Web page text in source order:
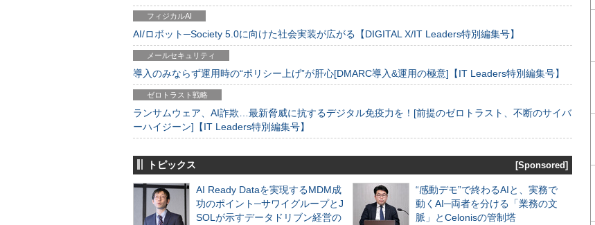
フィジカルAI
AI/ロボット─Society 5.0に向けた社会実装が広がる【DIGITAL X/IT Leaders特別編集号】
メールセキュリティ
導入のみならず運用時の“ポリシー上げ”が肝心[DMARC導入&運用の極意]【IT Leaders特別編集号】
ゼロトラスト戦略
ランサムウェア、AI詐欺…最新脅威に抗するデジタル免疫力を！[前提のゼロトラスト、不断のサイバ
ーハイジーン]【IT Leaders特別編集号】
トピックス [Sponsored]
AI Ready Dataを実現するMDM成
功のポイント─サワイグループとJ
SOLが示すデータドリブン経営の
“感動デモ”で終わるAIと、実務で
動くAI─両者を分ける「業務の文
脈」とCelonisの管制塔